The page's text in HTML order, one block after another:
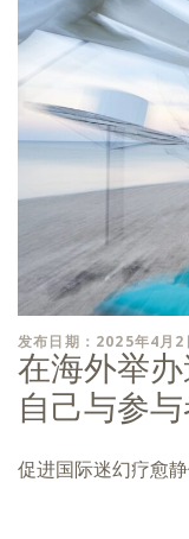
发布日期：2025年4月2
在海外举
自己与参
促进国际迷幻疗愈